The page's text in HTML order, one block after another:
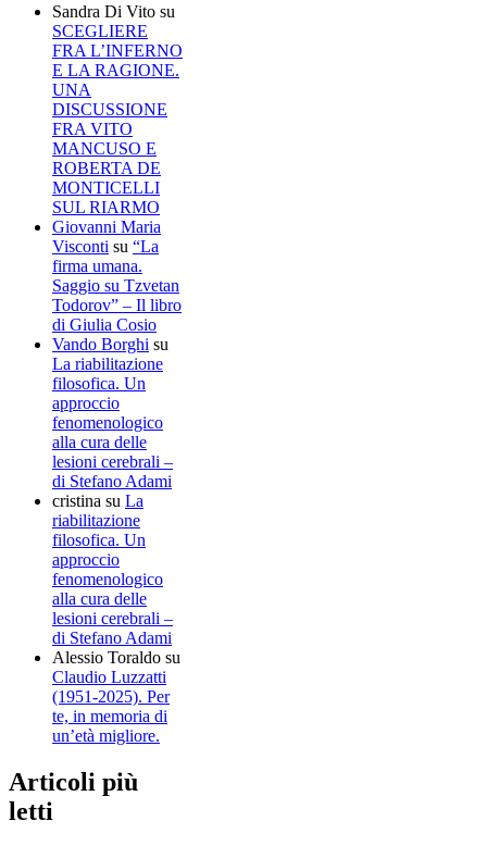
Sandra Di Vito su
SCEGLIERE
FRA L’INFERNO
E LA RAGIONE.
UNA
DISCUSSIONE
FRA VITO
MANCUSO E
ROBERTA DE
MONTICELLI
SUL RIARMO
Giovanni Maria
Visconti su “La
firma umana.
Saggio su Tzvetan
Todorov” – Il libro
di Giulia Cosio
Vando Borghi su
La riabilitazione
filosofica. Un
approccio
fenomenologico
alla cura delle
lesioni cerebrali –
di Stefano Adami
cristina su La
riabilitazione
filosofica. Un
approccio
fenomenologico
alla cura delle
lesioni cerebrali –
di Stefano Adami
Alessio Toraldo su
Claudio Luzzatti
(1951-2025). Per
te, in memoria di
un’età migliore.
Articoli più
letti